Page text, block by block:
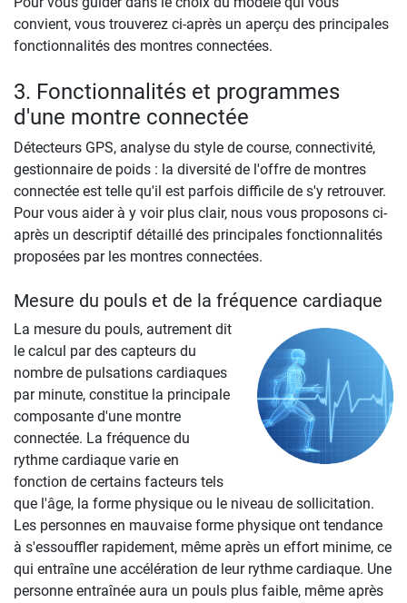
convient, vous trouverez ci-après un aperçu des principales
fonctionnalités des montres connectées.
3. Fonctionnalités et programmes
d'une montre connectée
Détecteurs GPS, analyse du style de course, connectivité,
gestionnaire de poids : la diversité de l'offre de montres
connectée est telle qu'il est parfois difficile de s'y retrouver.
Pour vous aider à y voir plus clair, nous vous proposons ci-
après un descriptif détaillé des principales fonctionnalités
proposées par les montres connectées.
Mesure du pouls et de la fréquence cardiaque
La mesure du pouls, autrement dit
le calcul par des capteurs du
nombre de pulsations cardiaques
par minute, constitue la principale
composante d'une montre
connectée. La fréquence du
rythme cardiaque varie en
fonction de certains facteurs tels
que l'âge, la forme physique ou le niveau de sollicitation.
Les personnes en mauvaise forme physique ont tendance
à s'essouffler rapidement, même après un effort minime, ce
qui entraîne une accélération de leur rythme cardiaque. Une
personne entraînée aura un pouls plus faible, même après